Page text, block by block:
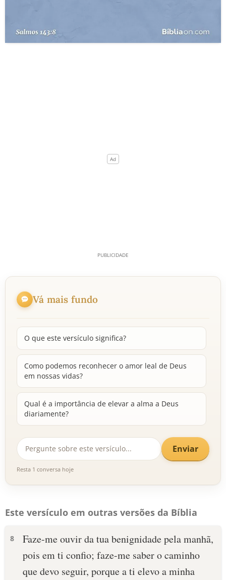
QUEM SOMOS
Vá mais fundo
O que este versículo significa?
Como podemos reconhecer o amor leal de Deus
em nossas vidas?
Qual é a importância de elevar a alma a Deus
diariamente?
Enviar
Resta 1 conversa hoje
Este versículo em outras versões da Bíblia
8
Faze-me ouvir da tua benignidade pela manhã,
pois em ti confio; faze-me saber o caminho
que devo seguir, porque a ti elevo a minha